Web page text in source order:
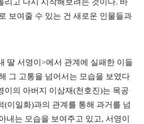
리고 다시 시작해보려는 것이다. 바
보여줄 수 있는 건 새로운 인물들과
딸 서영이>에서 관계에 실패한 이들
그 고통을 넘어서는 모습을 보였다
이의 아버지 이삼재(천호진)는 목공
(이일화)과의 관계를 통해 과거를 넘
내는 모습을 보여주고 있고, 서영이